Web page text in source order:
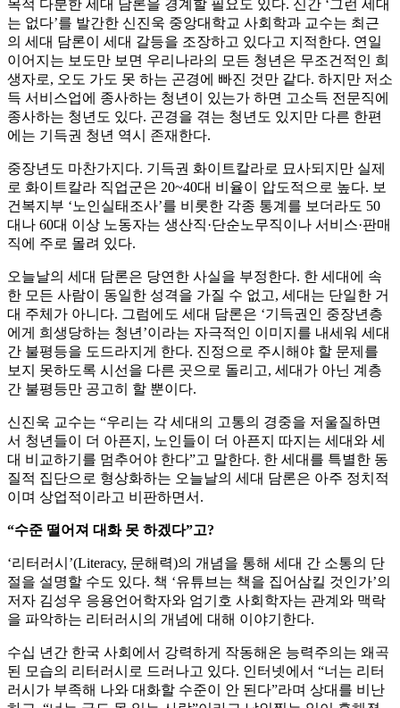
목적 다분한 세대 담론을 경계할 필요도 있다. 신간 ‘그런 세대
는 없다’를 발간한 신진욱 중앙대학교 사회학과 교수는 최근
의 세대 담론이 세대 갈등을 조장하고 있다고 지적한다. 연일
이어지는 보도만 보면 우리나라의 모든 청년은 무조건적인 희
생자로, 오도 가도 못 하는 곤경에 빠진 것만 같다. 하지만 저소
득 서비스업에 종사하는 청년이 있는가 하면 고소득 전문직에
종사하는 청년도 있다. 곤경을 겪는 청년도 있지만 다른 한편
에는 기득권 청년 역시 존재한다.
중장년도 마찬가지다. 기득권 화이트칼라로 묘사되지만 실제
로 화이트칼라 직업군은 20~40대 비율이 압도적으로 높다. 보
건복지부 ‘노인실태조사’를 비롯한 각종 통계를 보더라도 50
대나 60대 이상 노동자는 생산직·단순노무직이나 서비스·판매
직에 주로 몰려 있다.
오늘날의 세대 담론은 당연한 사실을 부정한다. 한 세대에 속
한 모든 사람이 동일한 성격을 가질 수 없고, 세대는 단일한 거
대 주체가 아니다. 그럼에도 세대 담론은 ‘기득권인 중장년층
에게 희생당하는 청년’이라는 자극적인 이미지를 내세워 세대
간 불평등을 도드라지게 한다. 진정으로 주시해야 할 문제를
보지 못하도록 시선을 다른 곳으로 돌리고, 세대가 아닌 계층
간 불평등만 공고히 할 뿐이다.
신진욱 교수는 “우리는 각 세대의 고통의 경중을 저울질하면
서 청년들이 더 아픈지, 노인들이 더 아픈지 따지는 세대와 세
대 비교하기를 멈추어야 한다”고 말한다. 한 세대를 특별한 동
질적 집단으로 형상화하는 오늘날의 세대 담론은 아주 정치적
이며 상업적이라고 비판하면서.
“수준 떨어져 대화 못 하겠다”고?
‘리터러시’(Literacy, 문해력)의 개념을 통해 세대 간 소통의 단
절을 설명할 수도 있다. 책 ‘유튜브는 책을 집어삼킬 것인가’의
저자 김성우 응용언어학자와 엄기호 사회학자는 관계와 맥락
을 파악하는 리터러시의 개념에 대해 이야기한다.
수십 년간 한국 사회에서 강력하게 작동해온 능력주의는 왜곡
된 모습의 리터러시로 드러나고 있다. 인터넷에서 “너는 리터
러시가 부족해 나와 대화할 수준이 안 된다”라며 상대를 비난